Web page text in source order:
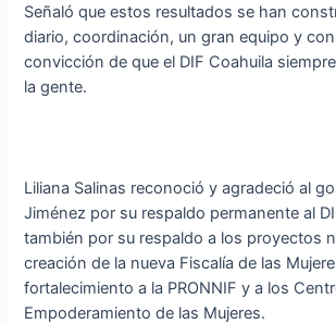
Señaló que estos resultados se han
diario, coordinación, un gran equipo y con
convicción de que el DIF Coahuila
la gente.
Liliana Salinas reconoció y agradeció al
Jiménez por su respaldo permanente al
también por su respaldo a los proyectos
creación de la nueva Fiscalía de las
fortalecimiento a la PRONNIF y a los
Empoderamiento de las Mujeres.